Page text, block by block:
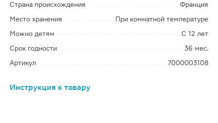
Страна происхождения
Франция
Место хранения
При комнатной температуре
Можно детям
С 12 лет
Срок годности
36 мес.
Артикул
7000003108
Инструкция к товару